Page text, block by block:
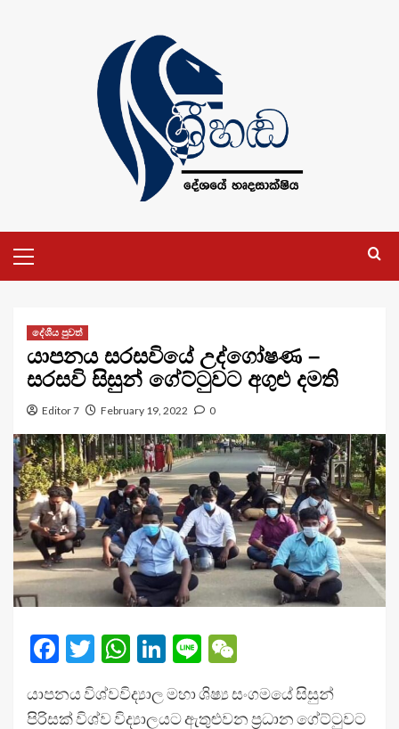
Menu
දේශීය පුවත්
යාපනය සරසවියේ උද්ගෝෂණ –
සරසවි සිසුන් ගේට්ටුවට අගුළු දමති
Editor 7 February 19, 2022 0
Facebook
Twitter
WhatsApp
LinkedIn
Line
යාපනය විශ්වවිද්‍යාල මහා ශිෂ්‍ය සංගමයේ සිසුන්
පිරිසක් විශ්ව විද්‍යාලයට ඇතුළුවන ප්‍රධාන ගේට්ටුවට